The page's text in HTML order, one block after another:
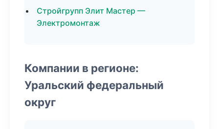
Стройгрупп Элит Мастер —
Электромонтаж
Компании в регионе:
Уральский федеральный
округ